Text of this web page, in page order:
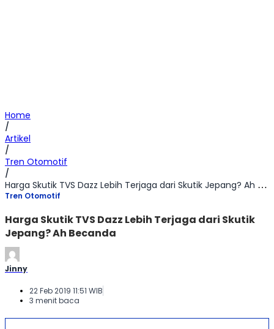
Home
/
Artikel
/
Tren Otomotif
/
Harga Skutik TVS Dazz Lebih Terjaga dari Skutik Jepang? Ah Becanda
Tren Otomotif
Harga Skutik TVS Dazz Lebih Terjaga dari Skutik
Jepang? Ah Becanda
Jinny
22 Feb 2019 11:51 WIB
3 menit baca